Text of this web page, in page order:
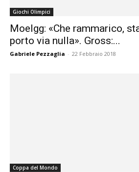
Giochi Olimpici
Moelgg: «Che rammarico,
porto via nulla». Gross:...
Gabriele Pezzaglia - 22 Febbraio 2018
Coppa del Mondo